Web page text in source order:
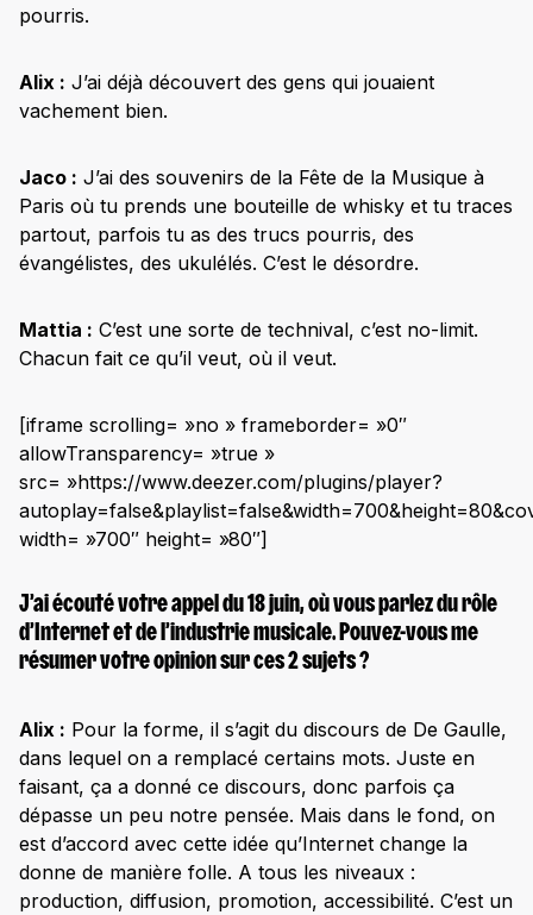
pourris.
Alix : J’ai déjà découvert des gens qui jouaient
vachement bien.
Jaco : J’ai des souvenirs de la Fête de la Musique à
Paris où tu prends une bouteille de whisky et tu traces
partout, parfois tu as des trucs pourris, des
évangélistes, des ukulélés. C’est le désordre.
Mattia : C’est une sorte de technival, c’est no-limit.
Chacun fait ce qu’il veut, où il veut.
[iframe scrolling= »no » frameborder= »0″
allowTransparency= »true »
src= »https://www.deezer.com/plugins/player?
width= »700″ height= »80″]
J’ai écouté votre appel du 18 juin, où vous parlez du rôle
d’Internet et de l’industrie musicale. Pouvez-vous me
résumer votre opinion sur ces 2 sujets ?
Alix : Pour la forme, il s’agit du discours de De Gaulle,
dans lequel on a remplacé certains mots. Juste en
faisant, ça a donné ce discours, donc parfois ça
dépasse un peu notre pensée. Mais dans le fond, on
est d’accord avec cette idée qu’Internet change la
donne de manière folle. A tous les niveaux :
production, diffusion, promotion, accessibilité. C’est un